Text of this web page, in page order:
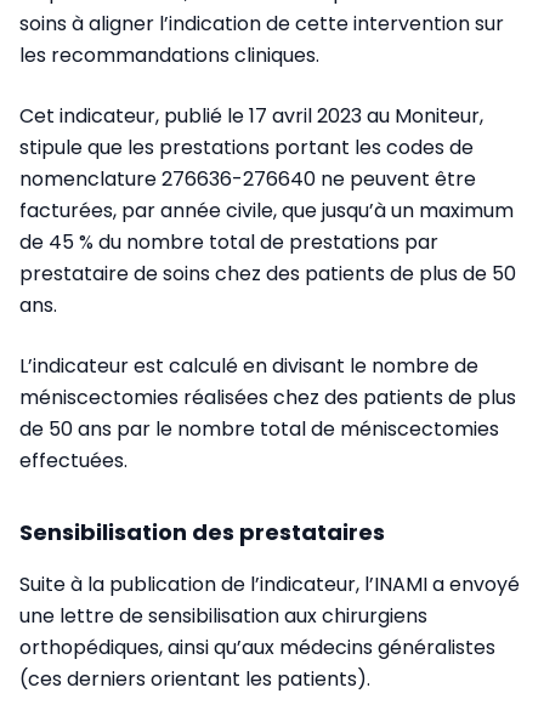
soins à aligner l’indication de cette intervention sur
les recommandations cliniques.
Cet indicateur, publié le 17 avril 2023 au Moniteur,
stipule que les prestations portant les codes de
nomenclature 276636-276640 ne peuvent être
facturées, par année civile, que jusqu’à un maximum
de 45 % du nombre total de prestations par
prestataire de soins chez des patients de plus de 50
ans.
L’indicateur est calculé en divisant le nombre de
méniscectomies réalisées chez des patients de plus
de 50 ans par le nombre total de méniscectomies
effectuées.
Sensibilisation des prestataires
Suite à la publication de l’indicateur, l’INAMI a envoyé
une lettre de sensibilisation aux chirurgiens
orthopédiques, ainsi qu’aux médecins généralistes
(ces derniers orientant les patients).